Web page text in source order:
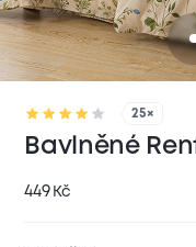
25×
Bavlněné
449 Kč